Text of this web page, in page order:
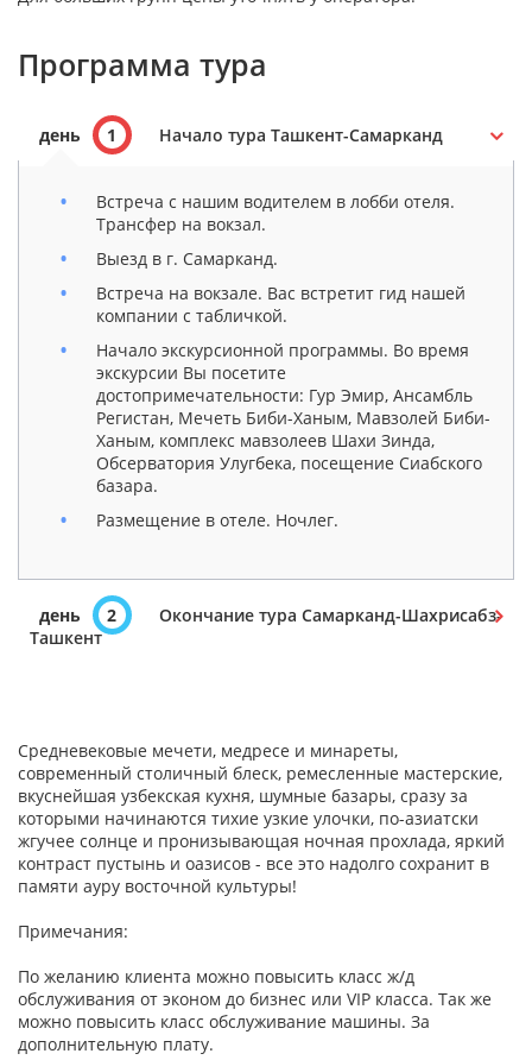
Программа тура
день 1 Начало тура Ташкент-Самарканд
Встреча с нашим водителем в лобби отеля.
Трансфер на вокзал.
Выезд в г. Самарканд.
Встреча на вокзале. Вас встретит гид нашей
компании с табличкой.
Начало экскурсионной программы. Во время
экскурсии Вы посетите
достопримечательности: Гур Эмир, Ансамбль
Регистан, Мечеть Биби-Ханым, Мавзолей Биби-
Ханым, комплекс мавзолеев Шахи Зинда,
Обсерватория Улугбека, посещение Сиабского
базара.
Размещение в отеле. Ночлег.
день 2
Окончание тура Самарканд-Шахрисабз-
Ташкент
Средневековые мечети, медресе и минареты,
современный столичный блеск, ремесленные мастерские,
вкуснейшая узбекская кухня, шумные базары, сразу за
которыми начинаются тихие узкие улочки, по-азиатски
жгучее солнце и пронизывающая ночная прохлада, яркий
контраст пустынь и оазисов - все это надолго сохранит в
памяти ауру восточной культуры!
Примечания:
По желанию клиента можно повысить класс ж/д
обслуживания от эконом до бизнес или VIP класса. Так же
можно повысить класс обслуживание машины. За
дополнительную плату.